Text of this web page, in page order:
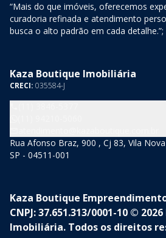
“Mais do que imóveis, oferecemos
curadoria refinada e atendimento
busca o alto padrão em cada detalhe.”;
Kaza Boutique Imobiliária
CRECI: 035584-J
Rua Afonso Braz, 900 , Cj 83, Vila
SP - 04511-001
Kaza Boutique
CNPJ: 37.651.313/0001-10 ©
Imobiliária. Todos os direitos